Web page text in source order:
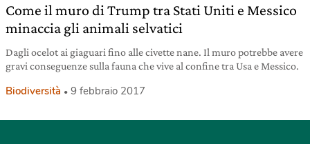
Come il muro di Trump tra Stati Uniti e Messico
minaccia gli animali selvatici
Dagli ocelot ai giaguari fino alle civette nane. Il muro potrebbe avere
gravi conseguenze sulla fauna che vive al confine tra Usa e Messico.
Biodiversità 9 febbraio 2017